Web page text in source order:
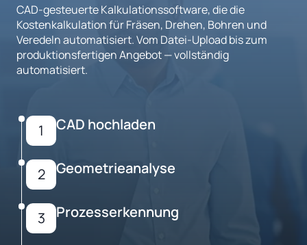
1 CAD hochladen
2 Geometrieanalyse
3 Prozesserkennung
CAD-gesteuerte Kalkulationssoftware, die die
Kostenkalkulation für Fräsen, Drehen, Bohren und
Veredeln automatisiert. Vom Datei-Upload bis zum
produktionsfertigen Angebot — vollständig
automatisiert.